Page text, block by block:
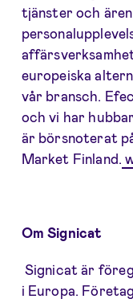
tjänster och
europeiska
vår bransch.
och vi har
är börsnoterat
Market Finland.
Om Signicat
Signicat är
i Europa.